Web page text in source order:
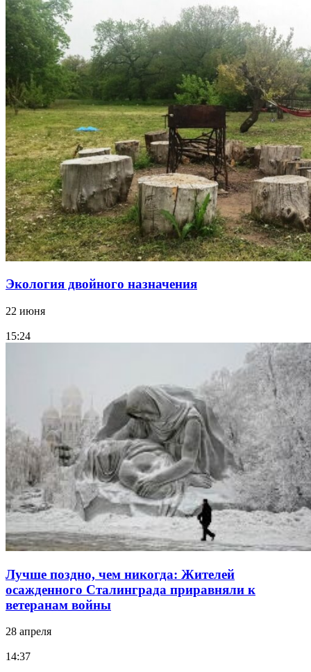
Экология двойного назначения
22 июня
15:24
Лучше поздно, чем никогда: Жителей
осажденного Сталинграда приравняли к
ветеранам войны
28 апреля
14:37